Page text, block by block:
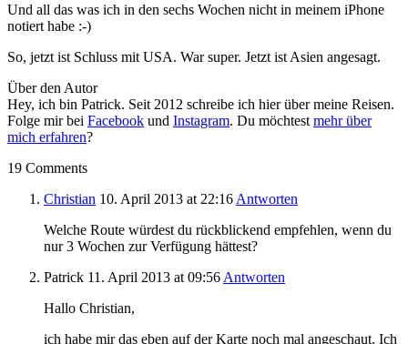
Und all das was ich in den sechs Wochen nicht in meinem iPhone
notiert habe :-)
So, jetzt ist Schluss mit USA. War super. Jetzt ist Asien angesagt.
Über den Autor
Hey, ich bin Patrick. Seit 2012 schreibe ich hier über meine Reisen.
Folge mir bei Facebook und Instagram. Du möchtest mehr über
mich erfahren?
19 Comments
Christian 10. April 2013 at 22:16 Antworten
Welche Route würdest du rückblickend empfehlen, wenn du
nur 3 Wochen zur Verfügung hättest?
Patrick 11. April 2013 at 09:56 Antworten
Hallo Christian,
ich habe mir das eben auf der Karte noch mal angeschaut. Ich